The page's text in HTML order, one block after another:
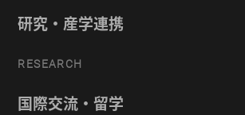
研究・産学連携
RESEARCH
国際交流・留学